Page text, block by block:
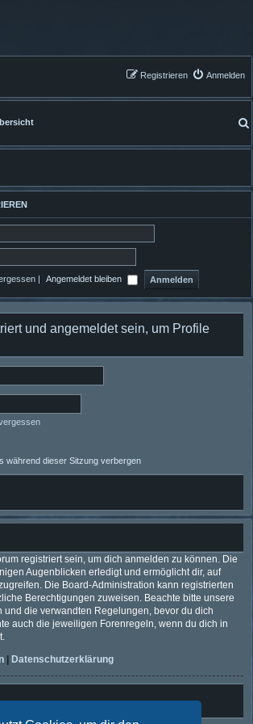
Anmelden
Registrieren
| Angemeldet bleiben
und angemeldet sein, um Profile
während dieser Sitzung verbergen
registriert sein, um dich anmelden zu können. Die
Augenblicken erledigt und ermöglicht dir, auf
Die Board-Administration kann registrierten
Berechtigungen zuweisen. Beachte bitte unsere
und die verwandten Regelungen, bevor du dich
auch die jeweiligen Forenregeln, wenn du dich in
Datenschutzerklärung